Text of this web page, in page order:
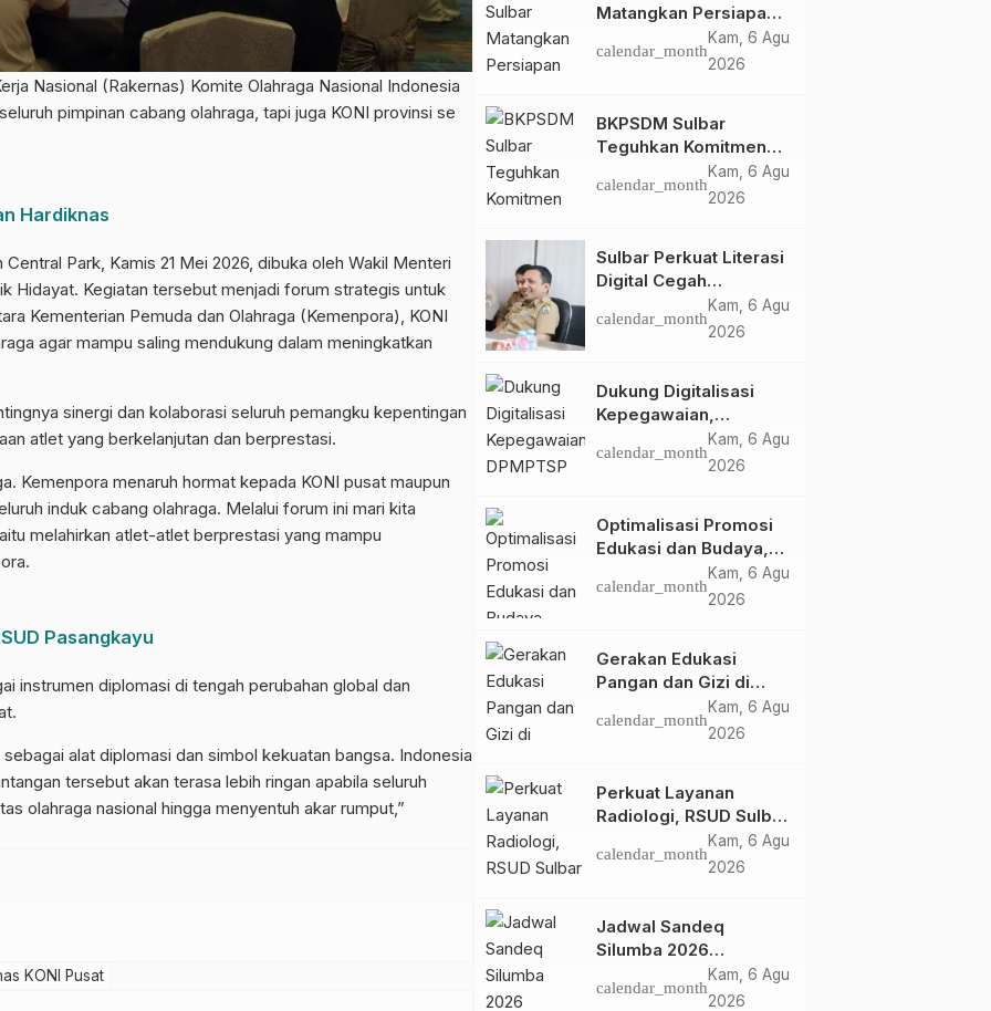
Nasional (Rakernas) Komite Olahraga Nasional Indonesia
pimpinan cabang olahraga, tapi juga KONI provinsi se
Hardiknas
Park, Kamis 21 Mei 2026, dibuka oleh Wakil Menteri
Hidayat. Kegiatan tersebut menjadi forum strategis untuk
Kementerian Pemuda dan Olahraga (Kemenpora), KONI
agar mampu saling mendukung dalam meningkatkan
sinergi dan kolaborasi seluruh pemangku kepentingan
atlet yang berkelanjutan dan berprestasi.
Kemenpora menaruh hormat kepada KONI pusat maupun
induk cabang olahraga. Melalui forum ini mari kita
melahirkan atlet-atlet berprestasi yang mampu
Pasangkayu
instrumen diplomasi di tengah perubahan global dan
alat diplomasi dan simbol kekuatan bangsa. Indonesia
tersebut akan terasa lebih ringan apabila seluruh
olahraga nasional hingga menyentuh akar rumput,”
KONI Pusat
Matangkan Persiapan
HUT Ke-81 RI, Puncak
Upacara di Lapangan
calendar_month
Kam, 6 Agu
2026
BKPSDM Sulbar
Teguhkan Komitmen
Pengembangan
Kompetensi ASN
Perjanjian Tugas
Belajar 2026
calendar_month
Kam, 6 Agu
2026
Sulbar Perkuat Literasi
Digital Cegah
Kejahatan Love
Scamming
calendar_month
Kam, 6 Agu
2026
Dukung Digitalisasi
Kepegawaian,
DPMPTSP Sulbar Siap
Terapkan Aplikasi
calendar_month
Kam, 6 Agu
2026
Optimalisasi Promosi
Edukasi dan Budaya,
Anjungan Provinsi
Sulawesi Barat Perkuat
TMII
calendar_month
Kam, 6 Agu
2026
Gerakan Edukasi
Pangan dan Gizi di
Mamasa: Tingkatkan
Pengetahuan dan
calendar_month
Kam, 6 Agu
2026
Perkuat Layanan
Radiologi, RSUD Sulbar
Sambut Kembali dr. Iis
Imelda, Sp.Rad
calendar_month
Kam, 6 Agu
2026
Jadwal Sandeq
Silumba 2026
Dispoparekraf Sulbar
calendar_month
Kam, 6 Agu
2026